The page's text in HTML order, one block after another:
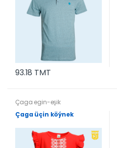
93.18 TMT
Çaga egin-eşik
Çaga üçin köýnek